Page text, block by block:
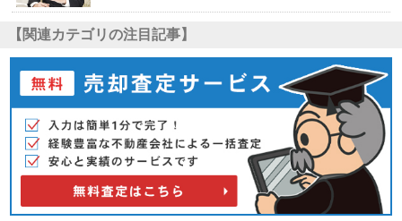
【関連カテゴリの注目記事】